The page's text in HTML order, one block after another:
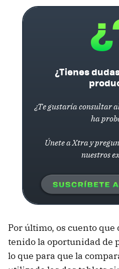
¿Tienes
¿Te gustaría consultar
ha
Únete a Xtra y
nuestros
Por último, os cuento que
tenido la oportunidad de
lo que para que la